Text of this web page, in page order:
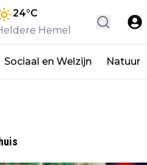
24°C
Hemel
Sociaal en Welzijn Natuur